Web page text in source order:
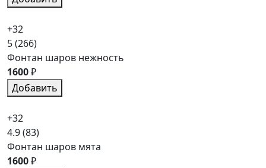
+32
5(266)
Фонтан шаров нежность
1600₽
Добавить
+32
4.9(83)
Фонтан шаров мята
1600₽